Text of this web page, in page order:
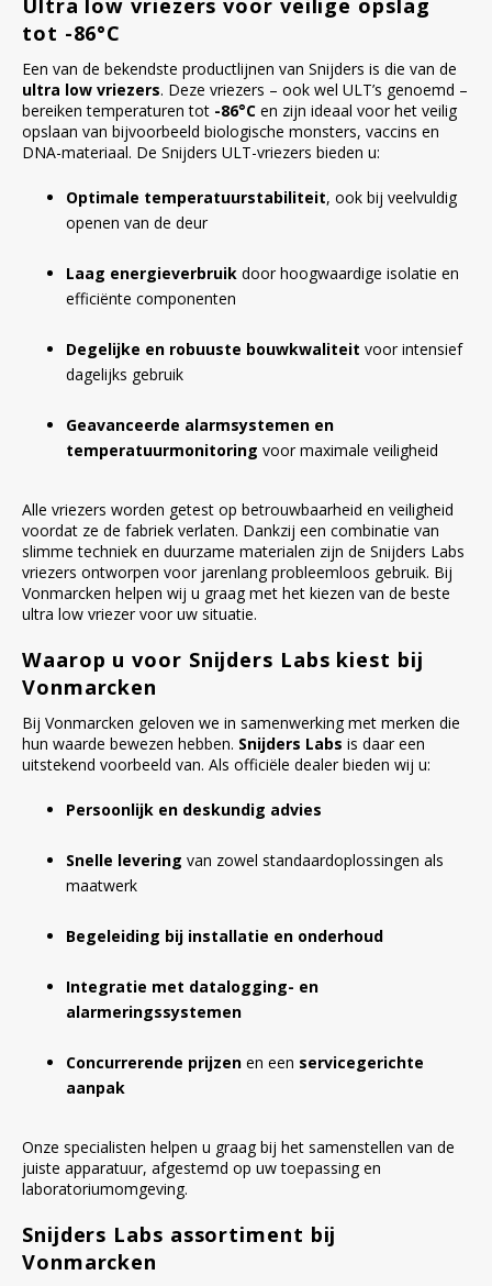
Ultra low vriezers voor veilige opslag
tot -86°C
Een van de bekendste productlijnen van Snijders is die van de
ultra low vriezers. Deze vriezers – ook wel ULT’s genoemd –
bereiken temperaturen tot -86°C en zijn ideaal voor het veilig
opslaan van bijvoorbeeld biologische monsters, vaccins en
DNA-materiaal. De Snijders ULT-vriezers bieden u:
Optimale temperatuurstabiliteit, ook bij veelvuldig
openen van de deur
Laag energieverbruik door hoogwaardige isolatie en
efficiënte componenten
Degelijke en robuuste bouwkwaliteit voor intensief
dagelijks gebruik
Geavanceerde alarmsystemen en
temperatuurmonitoring voor maximale veiligheid
Alle vriezers worden getest op betrouwbaarheid en veiligheid
voordat ze de fabriek verlaten. Dankzij een combinatie van
slimme techniek en duurzame materialen zijn de Snijders Labs
vriezers ontworpen voor jarenlang probleemloos gebruik. Bij
Vonmarcken helpen wij u graag met het kiezen van de beste
ultra low vriezer voor uw situatie.
Waarop u voor Snijders Labs kiest bij
Vonmarcken
Bij Vonmarcken geloven we in samenwerking met merken die
hun waarde bewezen hebben. Snijders Labs is daar een
uitstekend voorbeeld van. Als officiële dealer bieden wij u:
Persoonlijk en deskundig advies
Snelle levering van zowel standaardoplossingen als
maatwerk
Begeleiding bij installatie en onderhoud
Integratie met datalogging- en
alarmeringssystemen
Concurrerende prijzen en een servicegerichte
aanpak
Onze specialisten helpen u graag bij het samenstellen van de
juiste apparatuur, afgestemd op uw toepassing en
laboratoriumomgeving.
Snijders Labs assortiment bij
Vonmarcken